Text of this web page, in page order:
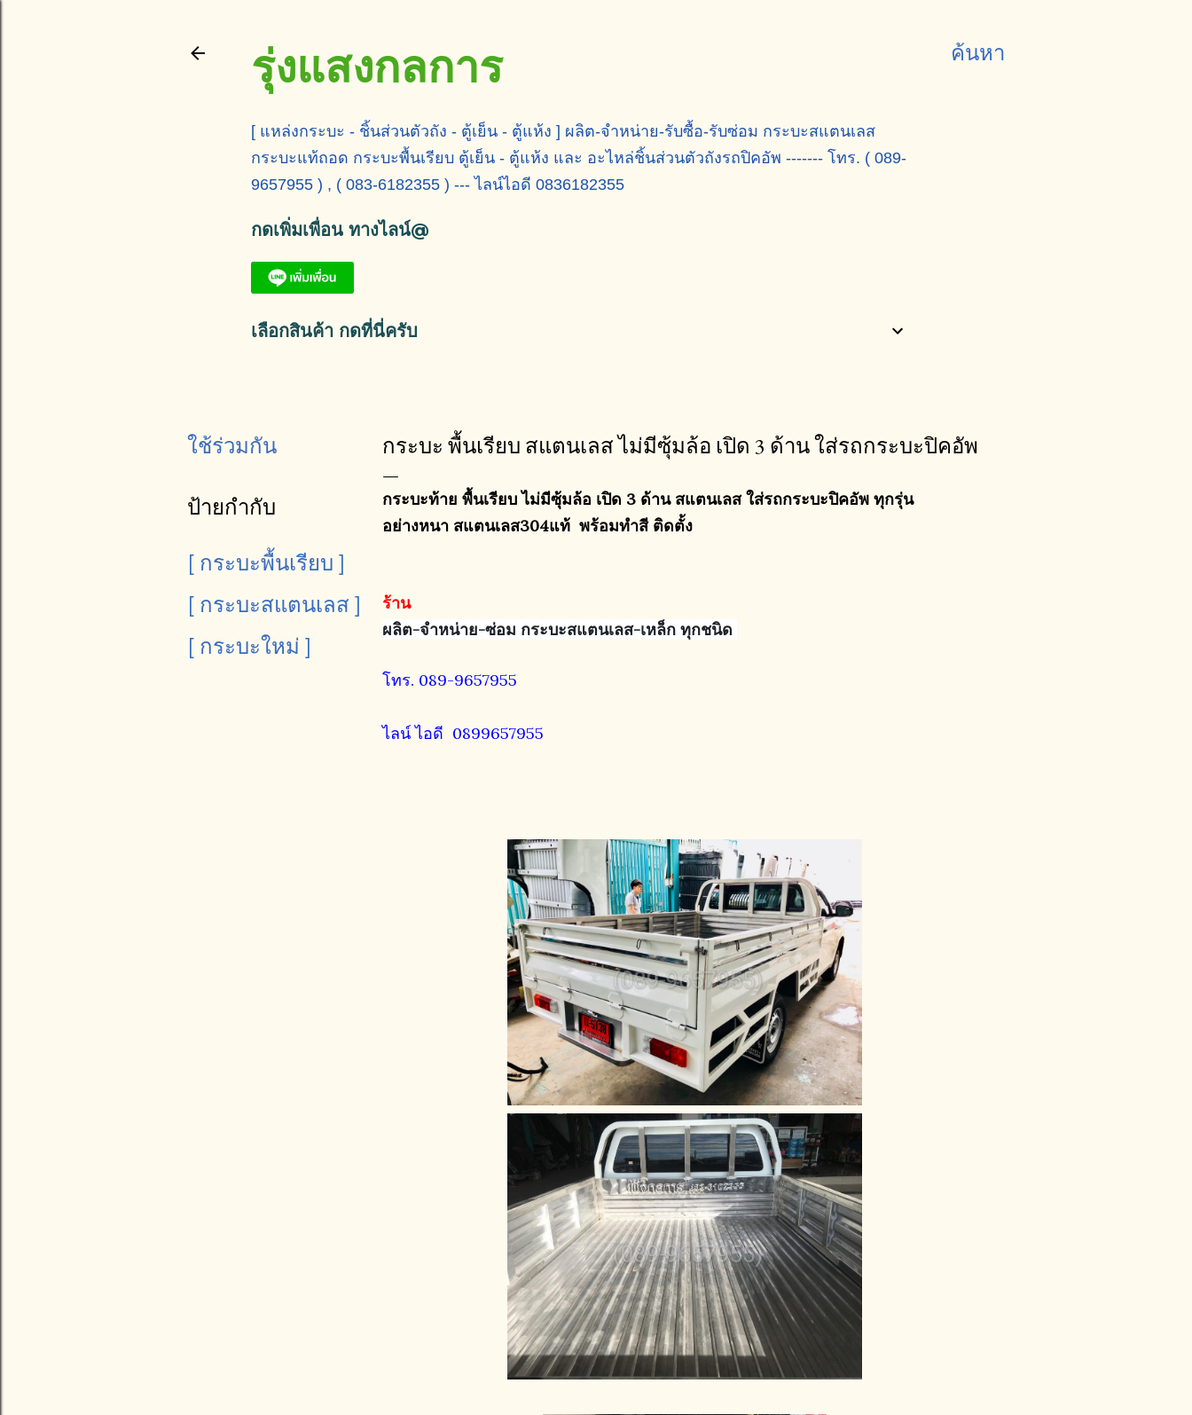
ค้นหา
รุ่งแสงกลการ
[ แหล่งกระบะ - ชิ้นส่วนตัวถัง - ตู้เย็น - ตู้แห้ง ] ผลิต-จำหน่าย-รับซื้อ-รับซ่อม กระบะสแตนเลส
กระบะแท้ถอด กระบะพื้นเรียบ ตู้เย็น - ตู้แห้ง และ อะไหล่ชิ้นส่วนตัวถังรถปิคอัพ ------- โทร. ( 089-
9657955 ) , ( 083-6182355 ) --- ไลน์ไอดี 0836182355
กดเพิ่มเพื่อน ทางไลน์@
เลือกสินค้า กดที่นี่ครับ
ใช้ร่วมกัน
ป้ายกำกับ
[ กระบะพื้นเรียบ ]
[ กระบะสแตนเลส ]
[ กระบะใหม่ ]
กระบะ พื้นเรียบ สแตนเลส ไม่มีซุ้มล้อ เปิด 3 ด้าน ใส่รถกระบะปิคอัพ
กระบะท้าย พื้นเรียบ ไม่มีซุ้มล้อ เปิด 3 ด้าน สแตนเลส ใส่รถกระบะปิคอัพ ทุกรุ่น
อย่างหนา สแตนเลส304แท้ พร้อมทำสี ติดตั้ง
ร้าน
ผลิต-จำหน่าย-ซ่อม กระบะสแตนเลส-เหล็ก ทุกชนิด
โทร. 089-9657955
ไลน์ ไอดี 0899657955